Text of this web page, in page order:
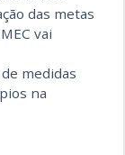
das metas
vai
medidas
na